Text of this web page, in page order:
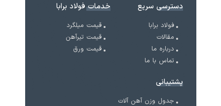
دسترسی سریع
فولاد برابا
مقالات
درباره ما
تماس با ما
خدمات فولاد برابا
قیمت میلگرد
قیمت تیرآهن
قیمت ورق
پشتیبانی
جدول وزن آهن آلات